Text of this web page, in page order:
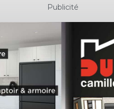
Publicité